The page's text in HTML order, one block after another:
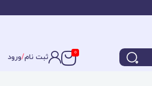
0 ثبت نام/ورود